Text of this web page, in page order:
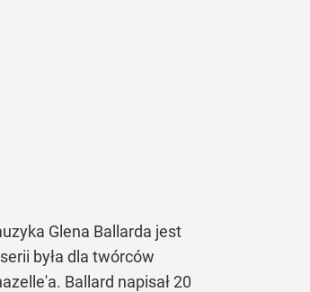
Glena Ballarda jest
była dla twórców
Ballard napisał 20